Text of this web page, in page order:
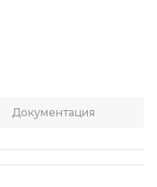
Документация